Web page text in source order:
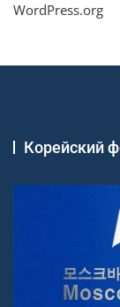
WordPress.org
Корейский